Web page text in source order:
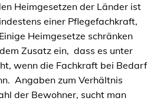
Heimgesetzen der Länder ist
einer Pflegefachkraft,
Heimgesetze schränken
Zusatz ein, dass es unter
wenn die Fachkraft bei Bedarf
Angaben zum Verhältnis
der Bewohner, sucht man